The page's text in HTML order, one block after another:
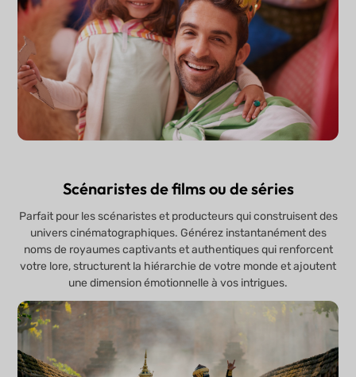
Scénaristes de films ou de séries
Parfait pour les scénaristes et producteurs qui construisent des
univers cinématographiques. Générez instantanément des
noms de royaumes captivants et authentiques qui renforcent
votre lore, structurent la hiérarchie de votre monde et ajoutent
une dimension émotionnelle à vos intrigues.